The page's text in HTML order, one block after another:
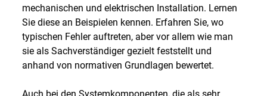
mechanischen und elektrischen Installation. Lernen
Sie diese an Beispielen kennen. Erfahren Sie, wo
typischen Fehler auftreten, aber vor allem wie man
sie als Sachverständiger gezielt feststellt und
anhand von normativen Grundlagen bewertet.